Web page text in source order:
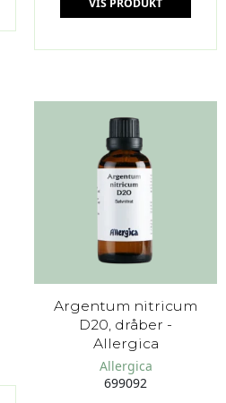
VIS PRODUKT
Argentum nitricum
D20, dråber -
Allergica
Allergica
699092